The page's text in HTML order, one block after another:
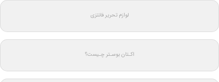
لوازم تحریر فانتزی
اکـتان بوسـتر چـیست؟